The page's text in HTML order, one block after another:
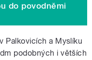
do povodněmi
Palkovicích a Myslíku
podobných i větších